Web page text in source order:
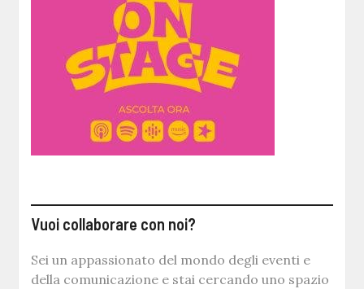
Vuoi collaborare con noi?
Sei un appassionato del mondo degli eventi e
della comunicazione e stai cercando uno spazio